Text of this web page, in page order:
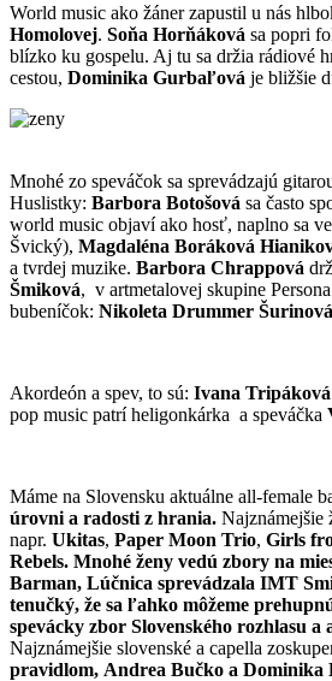
World music ako žáner zapustil u nás
Homolovej. Soňa Horňáková sa popri
blízko ku gospelu. Aj tu sa držia rádiové
cestou, Dominika Gurbaľová je bližšie
Mnohé zo speváčok sa sprevádzajú
Huslistky: Barbora Botošová sa často
world music objaví ako hosť, naplno sa
Švický), Magdaléna Boráková
a tvrdej muzike. Barbora Chrappová
Šmiková, v artmetalovej skupine
bubeníčok: Nikoleta Drummer Šurinová
Akordeón a spev, to sú: Ivana Tripáková
pop music patrí heligonkárka a speváčka
Máme na Slovensku aktuálne all-female
úrovni a radosti z hrania. Najznámejšie
napr. Ukitas, Paper Moon Trio, Girls
Rebels. Mnohé ženy vedú zbory na
Barman, Lúčnica sprevádzala IMT
tenučký, že sa ľahko môžeme
spevácky zbor Slovenského rozhlasu a
Najznámejšie slovenské a capella
pravidlom, Andrea Bučko a Dominika